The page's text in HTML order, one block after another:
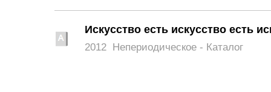
Искусство есть искусство есть
2012 Непериодическое - Каталог